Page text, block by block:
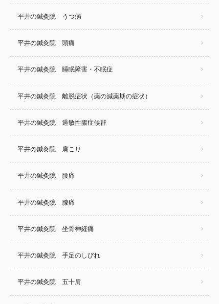
平井の鍼灸院 うつ病
平井の鍼灸院 頭痛
平井の鍼灸院 睡眠障害・不眠症
平井の鍼灸院 離脱症状（薬の減薬期の症状）
平井の鍼灸院 過敏性腸症候群
平井の鍼灸院 肩こり
平井の鍼灸院 腰痛
平井の鍼灸院 膝痛
平井の鍼灸院 坐骨神経痛
平井の鍼灸院 手足のしびれ
平井の鍼灸院 五十肩